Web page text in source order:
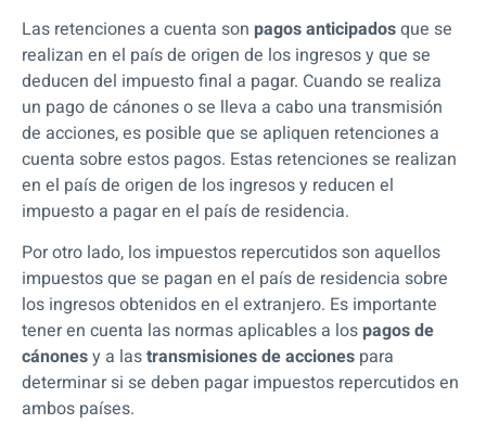
Las retenciones a cuenta son pagos anticipadosque se
realizan en el país de origen de los ingresos y que se
deducen del impuesto final a pagar. Cuando se realiza
un pago de cánones o se lleva a cabo una transmisión
de acciones, es posible que se apliquen retenciones a
cuenta sobre estos pagos. Estas retenciones se realizan
en el país de origen de los ingresos y reducen el
impuesto a pagar en el país de residencia.
Por otro lado, los impuestos repercutidos son aquellos
impuestos que se pagan en el país de residencia sobre
los ingresos obtenidos en el extranjero. Es importante
tener en cuenta las normas aplicables a los pagos de
cánonesy a lastransmisiones de acciones para
determinar si se deben pagar impuestos repercutidos en
ambos países.